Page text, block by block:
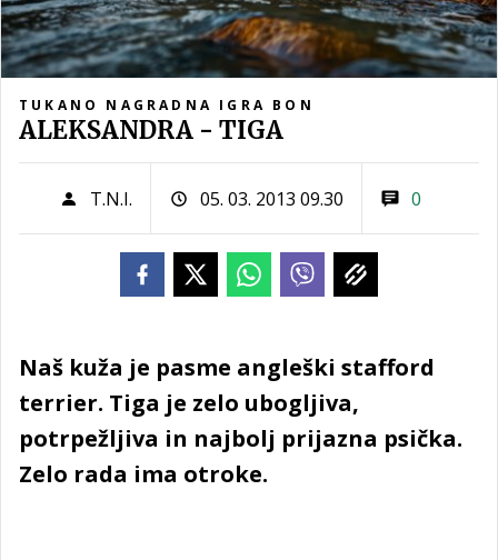
TUKANO NAGRADNA IGRA BON
ALEKSANDRA - TIGA
T.N.I. 05. 03. 2013 09.30 0
Naš kuža je pasme angleški stafford
terrier. Tiga je zelo ubogljiva,
potrpežljiva in najbolj prijazna psička.
Zelo rada ima otroke.